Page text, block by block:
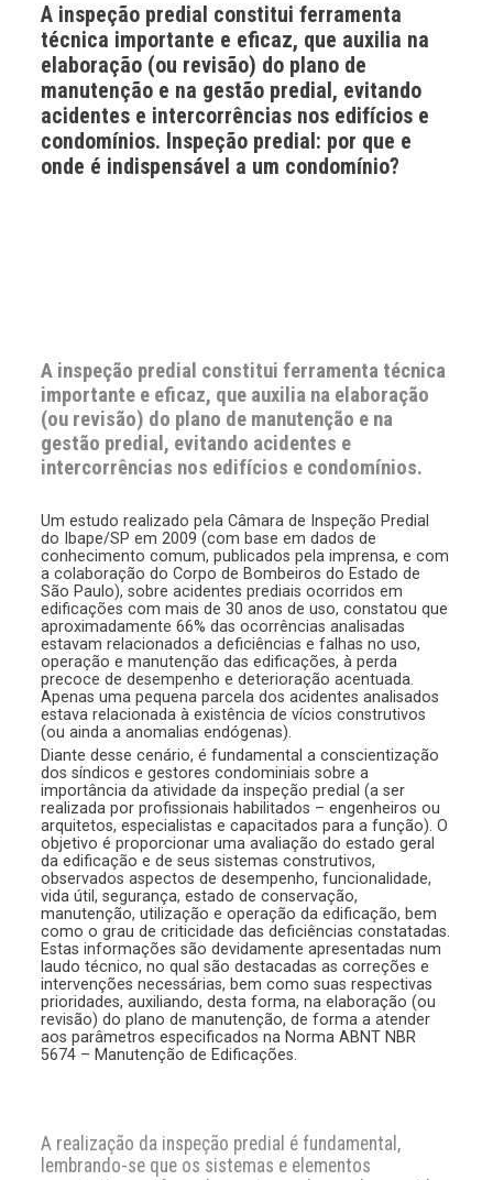
A inspeção predial constitui ferramenta
técnica importante e eficaz, que auxilia na
elaboração (ou revisão) do plano de
manutenção e na gestão predial, evitando
acidentes e intercorrências nos edifícios e
condomínios. Inspeção predial: por que e
onde é indispensável a um condomínio?
A inspeção predial constitui ferramenta técnica
importante e eficaz, que auxilia na elaboração
(ou revisão) do plano de manutenção e na
gestão predial, evitando acidentes e
intercorrências nos edifícios e condomínios.
Um estudo realizado pela Câmara de Inspeção Predial
do Ibape/SP em 2009 (com base em dados de
conhecimento comum, publicados pela imprensa, e com
a colaboração do Corpo de Bombeiros do Estado de
São Paulo), sobre acidentes prediais ocorridos em
edificações com mais de 30 anos de uso, constatou que
aproximadamente 66% das ocorrências analisadas
estavam relacionados a deficiências e falhas no uso,
operação e manutenção das edificações, à perda
precoce de desempenho e deterioração acentuada.
Apenas uma pequena parcela dos acidentes analisados
estava relacionada à existência de vícios construtivos
(ou ainda a anomalias endógenas).
Diante desse cenário, é fundamental a conscientização
dos síndicos e gestores condominiais sobre a
importância da atividade da inspeção predial (a ser
realizada por profissionais habilitados – engenheiros ou
arquitetos, especialistas e capacitados para a função). O
objetivo é proporcionar uma avaliação do estado geral
da edificação e de seus sistemas construtivos,
observados aspectos de desempenho, funcionalidade,
vida útil, segurança, estado de conservação,
manutenção, utilização e operação da edificação, bem
como o grau de criticidade das deficiências constatadas.
Estas informações são devidamente apresentadas num
laudo técnico, no qual são destacadas as correções e
intervenções necessárias, bem como suas respectivas
prioridades, auxiliando, desta forma, na elaboração (ou
revisão) do plano de manutenção, de forma a atender
aos parâmetros especificados na Norma ABNT NBR
5674 – Manutenção de Edificações.
A realização da inspeção predial é fundamental,
lembrando-se que os sistemas e elementos